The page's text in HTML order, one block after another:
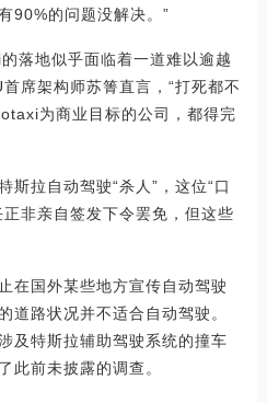
90%的问题没解决。”
地似乎面临着一道难以逾越
席架构师苏箐直言，“打死都不
为商业目标的公司，都得完
拉自动驾驶“杀人”，这位“口
非亲自签发下令罢免，但这些
国外某些地方宣传自动驾驶
道路状况并不适合自动驾驶。
及特斯拉辅助驾驶系统的撞车
此前未披露的调查。